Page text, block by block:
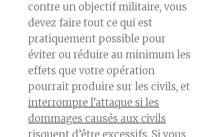
contre un objectif militaire, vous
devez faire tout ce qui est
pratiquement possible pour
éviter ou réduire au minimum les
effets que votre opération
pourrait produire sur les civils, et
interrompre l’attaque si les
dommages causés aux civils
risquent d’être excessifs. Si vous